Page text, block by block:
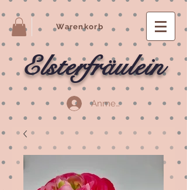
Warenkorb
Elsterfräulein
Anmelden